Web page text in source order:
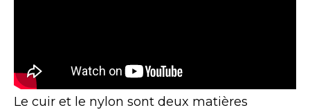
Le cuir et le nylon sont deux matières